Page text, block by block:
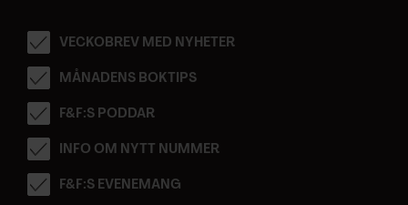
VECKOBREV MED NYHETER
MÅNADENS BOKTIPS
F&F:S PODDAR
INFO OM NYTT NUMMER
F&F:S EVENEMANG